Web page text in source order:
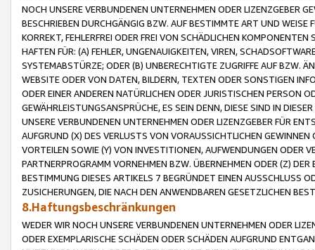
NOCH UNSERE VERBUNDENEN UNTERNEHMEN ODER LIZENZGEBER
BESCHRIEBEN DURCHGÄNGIG BZW. AUF BESTIMMTE ART UND
KORREKT, FEHLERFREI ODER FREI VON SCHÄDLICHEN
HAFTEN FÜR: (A) FEHLER, UNGENAUIGKEITEN, VIREN,
SYSTEMABSTÜRZE; ODER (B) UNBERECHTIGTE ZUGRIFFE AUF BZW.
WEBSITE ODER VON DATEN, BILDERN, TEXTEN ODER SONSTIGEN
ODER EINER ANDEREN NATÜRLICHEN ODER JURISTISCHEN PERSON
GEWÄHRLEISTUNGSANSPRÜCHE, ES SEIN DENN, DIESE SIND IN
UNSERE VERBUNDENEN UNTERNEHMEN ODER LIZENZGEBER FÜR
AUFGRUND (X) DES VERLUSTS VON VORAUSSICHTLICHEN
VORTEILEN SOWIE (Y) VON INVESTITIONEN, AUFWENDUNGEN ODER
PARTNERPROGRAMM VORNEHMEN BZW. ÜBERNEHMEN ODER (Z)
BESTIMMUNG DIESES ARTIKELS 7 BEGRÜNDET EINEN AUSSCHLUSS
ZUSICHERUNGEN, DIE NACH DEN ANWENDBAREN GESETZLICHEN
8.Haftungsbeschränkungen
WEDER WIR NOCH UNSERE VERBUNDENEN UNTERNEHMEN ODER
ODER EXEMPLARISCHE SCHÄDEN ODER SCHÄDEN AUFGRUND